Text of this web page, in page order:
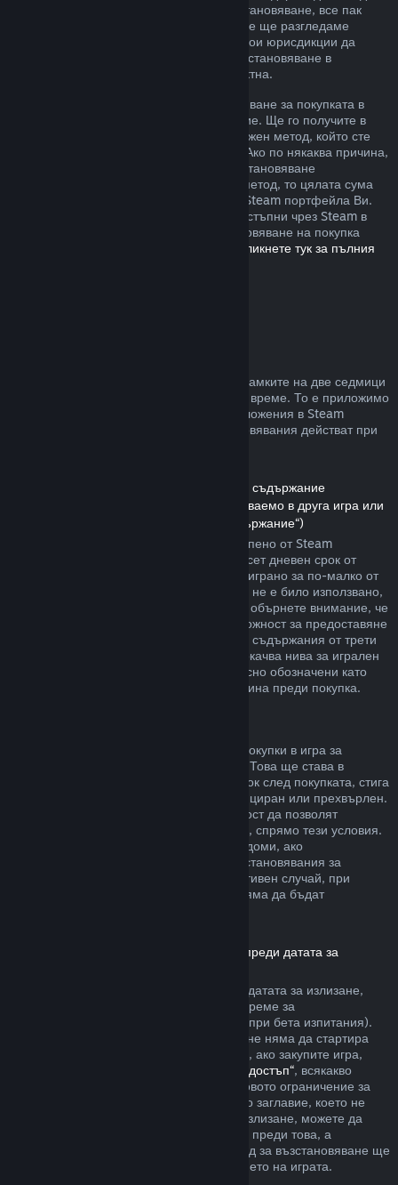
извън описаните от нас правила за възстановяване, все пак
можете да изискате възстановяване и ние ще разгледаме
случая. Възможно е потребителите в някои юрисдикции да
разполагат с допълнителни права за възстановяване в
обстоятелства, при които играта е дефектна.
Ще Ви бъде отпуснато пълно възстановяване за покупката в
рамките на една седмица след одобрение. Ще го получите в
Steam портфейла или чрез същия платежен метод, който сте
използвали, за да направите покупката. Ако по някаква причина,
Steam няма възможност да отпусне възстановяване
посредством първоначалния платежен метод, то цялата сума
ще бъде предоставена като кредит към Steam портфейла Ви.
(Възможно е някои платежни методи, достъпни чрез Steam в
държавата Ви, да не поддържат възстановяване на покупка
Кликнете тук за пълния
Steam възстановяването се предлага в рамките на две седмици
от покупката и при под два часа игрално време. То е приложимо
както за игри, така и при софтуерни приложения в Steam
магазина. Ето обзор за това как възстановявания действат при
Възстановявания на сумата за сваляемо съдържание
(Съдържание от Steam магазина, използваемо в друга игра или
софтуерно приложение, „Сваляемо съдържание“)
Сумата за сваляемото съдържание, закупено от Steam
магазина, се възстановява в четиринадесет дневен срок от
покупката, и ако съответното заглавие е играно за по-малко от
два часа, след транзакцията. Стига то да не е било използвано,
модифицирано или прехвърлено. Моля, обърнете внимание, че
в някои случаи Steam няма да има възможност за предоставяне
на възстановявания при някои сваляеми съдържания от трети
страни (например, ако то необратимо покачва нива за игрален
персонаж). Тези изключения ще бъдат ясно обозначени като
невъзстановими на страницата им магазина преди покупка.
Steam ще предлага възстановяване на покупки в игра за
всякакви заглавия разработени от Valve. Това ще става в
рамките на четиридесет и осем часов срок след покупката, стига
артикула да не е бил използван, модифициран или прехвърлен.
Другите разработчици ще имат възможност да позволят
възстановявания за артикули в игрите си, спрямо тези условия.
По време на покупката Steam ще Ви уведоми, ако
разработчикът е решил да предлага възстановявания за
артикула в играта, който купувате. В противен случай, при
покупките в игри, които не са на Valve, няма да бъдат
Възстановявания за заглавия, закупени преди датата за
Когато закупите заглавие в Steam преди датата за излизане,
двучасовото ограничение на игралното време за
възстановяване ще е приложимо (освен при бета изпитания).
Но 14-дневният период за възстановяване няма да стартира
преди датата за излизане. Ето например, ако закупите игра,
„Разширен достъп“, всякакво
игрално време ще се отчита към двучасовото ограничение за
възстановяване. Ако предплатите дадено заглавие, което не
може да бъде пускано преди датата за излизане, можете да
изискате възстановяване по всяко време преди това, а
стандартният 14-дневен/двучасов период за възстановяване ще
се прилага, считано от датата за излизането на играта.